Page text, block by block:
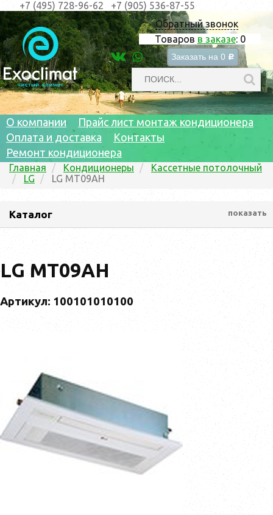
Обратный звонок
Товаров в заказе: 0
Заказать на 0 c
+7 (495) 728-96-62 +7 (905) 536-87-55
О компании
Прайс лист монтаж кондиционера
Оплата и доставка
Контакты
Ремонт кондиционера
Главная Кондиционеры
Кассетные потолочный
LG
LG MT09AH
Каталог показать
LG MT09AH
Артикул: 100101010100